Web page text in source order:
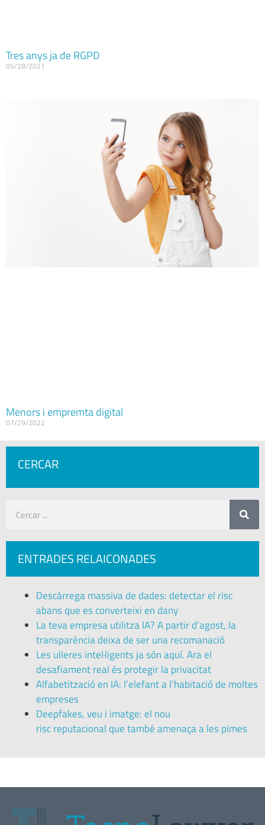
Tres anys ja de RGPD
05/28/2021
Menors i empremta digital
07/29/2022
CERCAR
ENTRADES RELAICONADES
Descàrrega massiva de dades: detectar el risc
abans que es converteixi en dany
La teva empresa utilitza IA? A partir d’agost, la
transparència deixa de ser una recomanació
Les ulleres intel·ligents ja són aquí. Ara el
desafiament real és protegir la privacitat
Alfabetització en IA: l’elefant a l’habitació de moltes
empreses
Deepfakes, veu i imatge: el nou
risc reputacional que també amenaça a les pimes